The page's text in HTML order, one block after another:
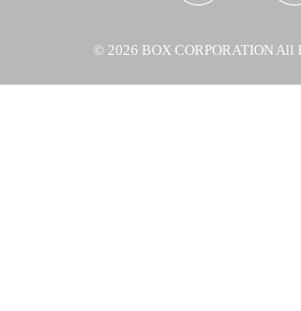
© 2026 BOX CORPORATION All